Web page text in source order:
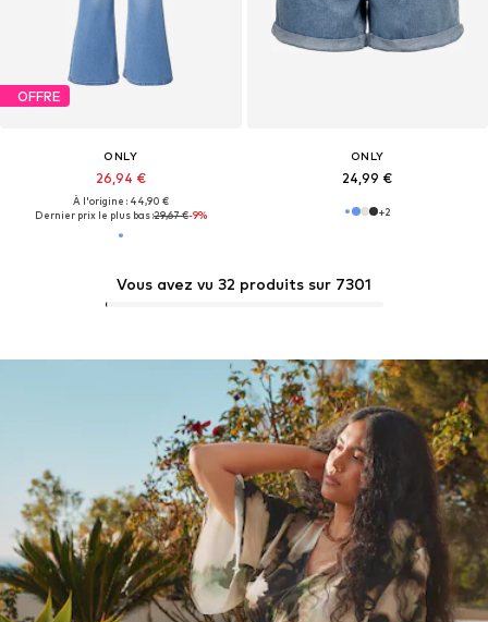
OFFRE
ONLY
26,94 €
À l'origine : 44,90 €
Dernier prix le plus bas :29,67 €-9%
ONLY
24,99 €
+2
Vous avez vu 32 produits sur 7301